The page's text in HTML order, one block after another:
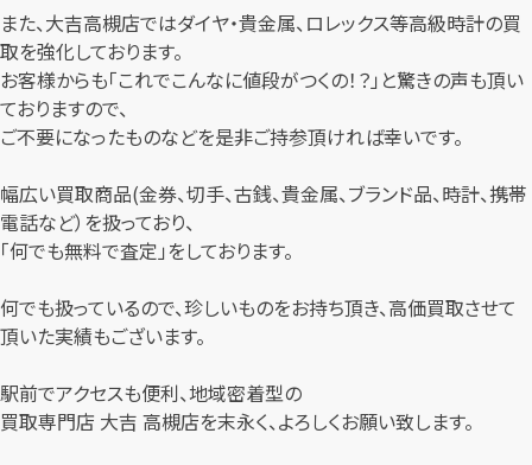
また、大吉高槻店ではダイヤ・貴金属、ロレックス等高級時計の買
取を強化しております。
お客様からも「これでこんなに値段がつくの！？」と驚きの声も頂い
ておりますので、
ご不要になったものなどを是非ご持参頂ければ幸いです。
幅広い買取商品(金券、切手、古銭、貴金属、ブランド品、時計、携帯
電話など）を扱っており、
「何でも無料で査定」をしております。
何でも扱っているので、珍しいものをお持ち頂き、高価買取させて
頂いた実績もございます。
駅前でアクセスも便利、地域密着型の
買取専門店 大吉 高槻店を末永く、よろしくお願い致します。